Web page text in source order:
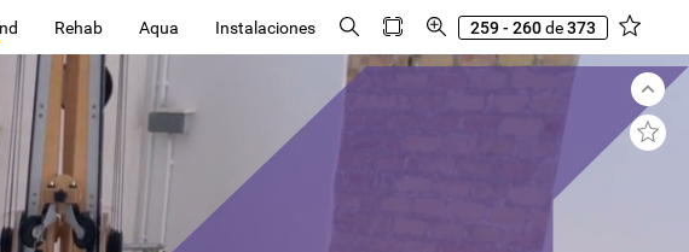
Rehab Aqua Instalaciones 259 - 260de373